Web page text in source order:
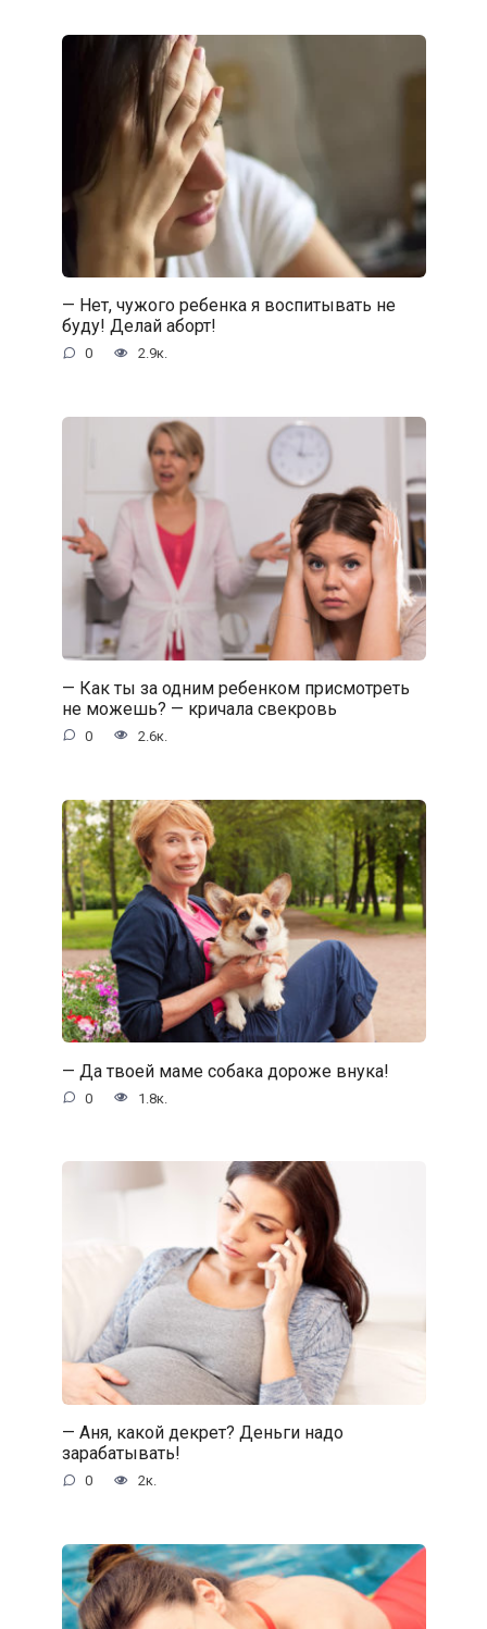
— Нет, чужого ребенка я воспитывать не
буду! Делай аборт!
0 2.9к.
— Как ты за одним ребенком присмотреть
не можешь? — кричала свекровь
0 2.6к.
— Да твоей маме собака дороже внука!
0 1.8к.
— Аня, какой декрет? Деньги надо
зарабатывать!
0 2к.